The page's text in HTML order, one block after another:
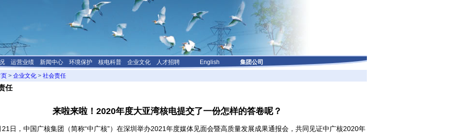
运营业绩 新闻中心 环境保护 核电科普 企业文化 人才招聘 English
集团公司
> 企业文化 > 社会责任
任
来啦来啦！2020年度大亚湾核电提交了一份怎样的答卷呢？
日，中国广核集团（简称“中广核”）在深圳举办2021年度媒体见面会暨高质量发展成果通报会，共同见证中广核2020年